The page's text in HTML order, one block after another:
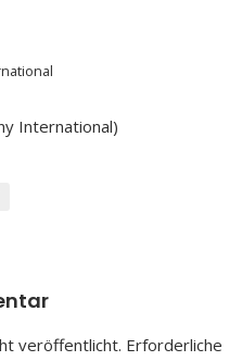
International)
veröffentlicht. Erforderliche